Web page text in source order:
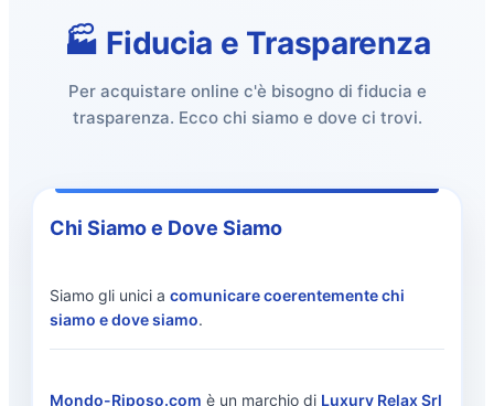
🏭 Fiducia e Trasparenza
Per acquistare online c'è bisogno di fiducia e
trasparenza. Ecco chi siamo e dove ci trovi.
Chi Siamo e Dove Siamo
Siamo gli unici a comunicare coerentemente chi
siamo e dove siamo.
Mondo-Riposo.com è un marchio di Luxury Relax Srl